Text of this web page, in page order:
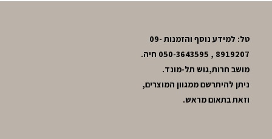
טל: למידע נוסף והזמנות 09-
8919207 , 050-3643595 חיה.
מושב חרות,גוש תל-מונד.
ניתן להיתרשם ממגוון המוצרים,
וזאת בתאום מראש.